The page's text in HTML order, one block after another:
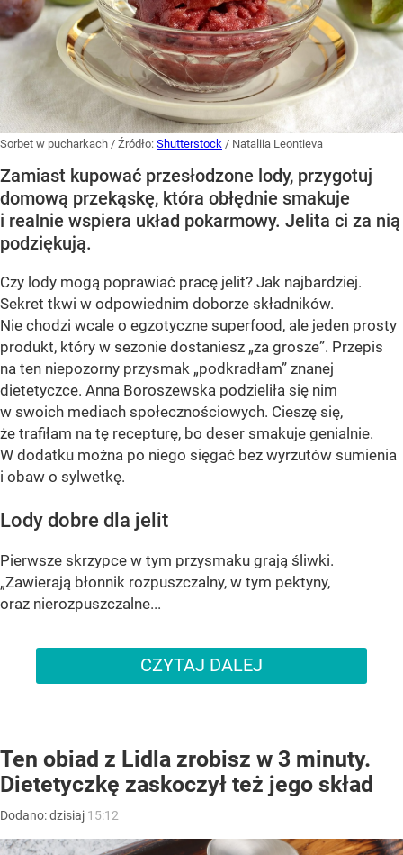
Sorbet w pucharkach / Źródło: Shutterstock / Nataliia Leontieva
Zamiast kupować przesłodzone lody, przygotuj
domową przekąskę, która obłędnie smakuje
i realnie wspiera układ pokarmowy. Jelita ci za nią
podziękują.
Czy lody mogą poprawiać pracę jelit? Jak najbardziej.
Sekret tkwi w odpowiednim doborze składników.
Nie chodzi wcale o egzotyczne superfood, ale jeden prosty
produkt, który w sezonie dostaniesz „za grosze”. Przepis
na ten niepozorny przysmak „podkradłam” znanej
dietetyczce. Anna Boroszewska podzieliła się nim
w swoich mediach społecznościowych. Cieszę się,
że trafiłam na tę recepturę, bo deser smakuje genialnie.
W dodatku można po niego sięgać bez wyrzutów sumienia
i obaw o sylwetkę.
Lody dobre dla jelit
Pierwsze skrzypce w tym przysmaku grają śliwki.
„Zawierają błonnik rozpuszczalny, w tym pektyny,
oraz nierozpuszczalne...
CZYTAJ DALEJ
Ten obiad z Lidla zrobisz w 3 minuty.
Dietetyczkę zaskoczył też jego skład
Dodano:dzisiaj 15:12